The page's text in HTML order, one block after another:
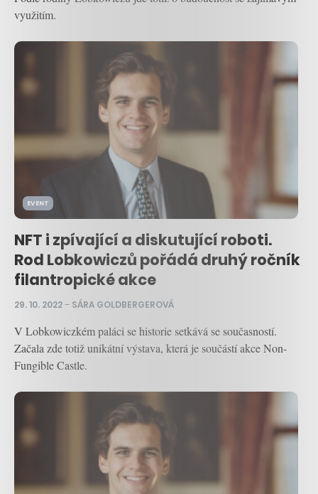
využitím.
EVENT
NFT i zpívající a diskutující roboti.
Rod Lobkowiczů pořádá druhý ročník
filantropické akce
29. 10. 2022– SÁRA GOLDBERGEROVÁ
V Lobkowiczkém paláci se historie setkává se současností.
Začala zde totiž unikátní výstava, která je součástí akce Non-
Fungible Castle.